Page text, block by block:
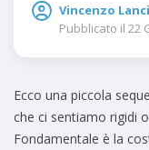
Vincenzo
Pubblicato il 22
Ecco una piccola
che ci sentiamo rigidi
Fondamentale è la